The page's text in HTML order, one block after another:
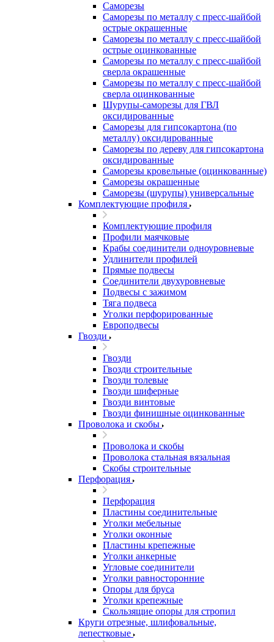
Саморезы
Саморезы по металлу с пресс-шайбой
острые окрашенные
Саморезы по металлу с пресс-шайбой
острые оцинкованные
Саморезы по металлу с пресс-шайбой
сверла окрашенные
Саморезы по металлу с пресс-шайбой
сверла оцинкованные
Шурупы-саморезы для ГВЛ
оксидированные
Саморезы для гипсокартона (по
металлу) оксидированные
Саморезы по дереву для гипсокартона
оксидированные
Саморезы кровельные (оцинкованные)
Саморезы окрашенные
Саморезы (шурупы) универсальные
Комплектующие профиля
Комплектующие профиля
Профили маячковые
Крабы соединители одноуровневые
Удлинители профилей
Прямые подвесы
Соединители двухуровневые
Подвесы с зажимом
Тяга подвеса
Уголки перфорированные
Европодвесы
Гвозди
Гвозди
Гвозди строительные
Гвозди толевые
Гвозди шиферные
Гвозди винтовые
Гвозди финишные оцинкованные
Проволока и скобы
Проволока и скобы
Проволока стальная вязальная
Скобы строительные
Перфорация
Перфорация
Пластины соединительные
Уголки мебельные
Уголки оконные
Пластины крепежные
Уголки анкерные
Угловые соединители
Уголки равносторонние
Опоры для бруса
Уголки крепежные
Скользящие опоры для стропил
Круги отрезные, шлифовальные,
лепестковые